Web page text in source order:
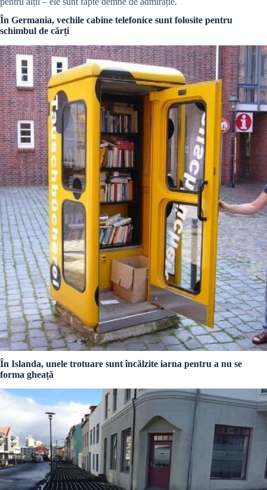
În Germania, vechile cabine telefonice sunt folosite pentru
schimbul de cărți
În Islanda, unele trotuare sunt încălzite iarna pentru a nu se
forma gheață